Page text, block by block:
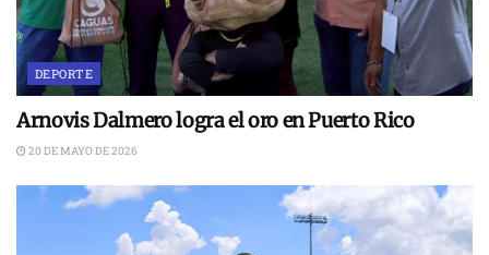
DEPORTE
Arnovis Dalmero logra el oro en Puerto Rico
20 DE MAYO DE 2026